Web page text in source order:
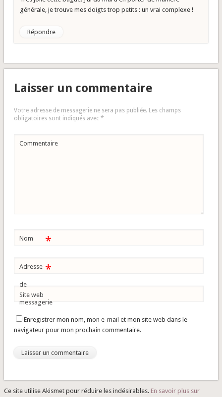
générale, je trouve mes doigts trop petits : un vrai complexe !
Répondre
Laisser un commentaire
Votre adresse de messagerie ne sera pas publiée. Les champs
obligatoires sont indiqués avec *
Commentaire
Nom *
Adresse
de
messagerie
*
Site web
Enregistrer mon nom, mon e-mail et mon site web dans le
navigateur pour mon prochain commentaire.
Ce site utilise Akismet pour réduire les indésirables. En savoir plus sur